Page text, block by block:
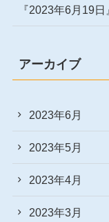
『2023年6月19
アーカイブ
2023年6月
2023年5月
2023年4月
2023年3月